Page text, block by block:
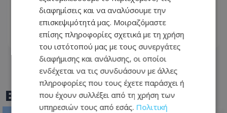
προβλήματος υγείας – «Ένα μεγάλο
συγγνώμη από καρδιάς…»
07.08.2026 - 14:01
BEST OFTOTHEMAONLINE
διαφημίσεις και να αναλύσουμε την
επισκεψιμότητά μας. Μοιραζόμαστε
επίσης πληροφορίες σχετικά με τη χρήση
του ιστότοπού μας με τους συνεργάτες
διαφήμισης και ανάλυσης, οι οποίοι
ενδέχεται να τις συνδυάσουν με άλλες
πληροφορίες που τους έχετε παράσχει ή
που έχουν συλλέξει από τη χρήση των
υπηρεσιών τους από εσάς. Πολιτική